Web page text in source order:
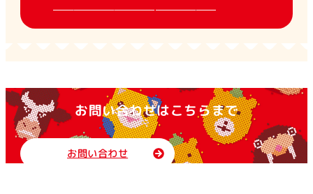
お問い合わせはこちらまで
お問い合わせ